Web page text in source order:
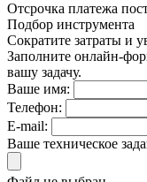
Отсрочка платежа
Подбор инструмента
Сократите затраты и
Заполните онлайн-
вашу задачу.
Ваше имя:
Телефон:
E-mail:
Ваше техническое